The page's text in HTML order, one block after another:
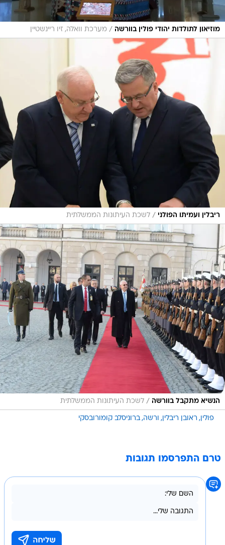
מוזיאון לתולדות יהודי פולין בוורשה / מערכת וואלה, זיו ריינשטיין
ריבלין ועמיתו הפולני / לשכת העיתונות הממשלתית
הנשיא מתקבל בוורשה / לשכת העיתונות הממשלתית
פולין ראובן ריבלין ורשה ברוניסלב קומורובסקי
טרם התפרסמו תגובות